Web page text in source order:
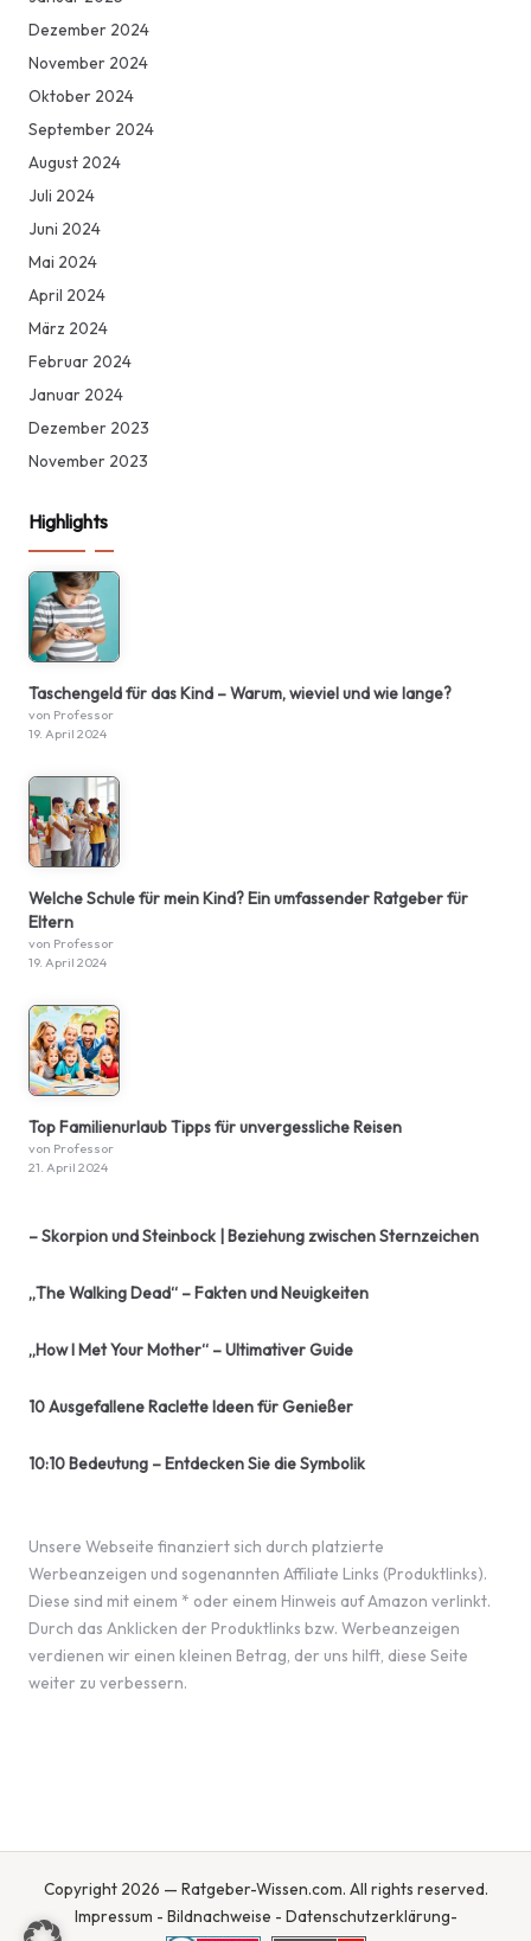
Dezember 2024
November 2024
Oktober 2024
September 2024
August 2024
Juli 2024
Juni 2024
Mai 2024
April 2024
März 2024
Februar 2024
Januar 2024
Dezember 2023
November 2023
Highlights
Taschengeld für das Kind – Warum, wieviel und wie lange?
von Professor
19. April 2024
Welche Schule für mein Kind? Ein umfassender Ratgeber für
Eltern
von Professor
19. April 2024
Top Familienurlaub Tipps für unvergessliche Reisen
von Professor
21. April 2024
– Skorpion und Steinbock | Beziehung zwischen Sternzeichen
„The Walking Dead“ – Fakten und Neuigkeiten
„How I Met Your Mother“ – Ultimativer Guide
10 Ausgefallene Raclette Ideen für Genießer
10:10 Bedeutung – Entdecken Sie die Symbolik
Unsere Webseite finanziert sich durch platzierte
Werbeanzeigen und sogenannten Affiliate Links (Produktlinks).
Diese sind mit einem * oder einem Hinweis auf Amazon verlinkt.
Durch das Anklicken der Produktlinks bzw. Werbeanzeigen
verdienen wir einen kleinen Betrag, der uns hilft, diese Seite
weiter zu verbessern.
Copyright 2026 — Ratgeber-Wissen.com. All rights reserved.
Impressum - Bildnachweise - Datenschutzerklärung-